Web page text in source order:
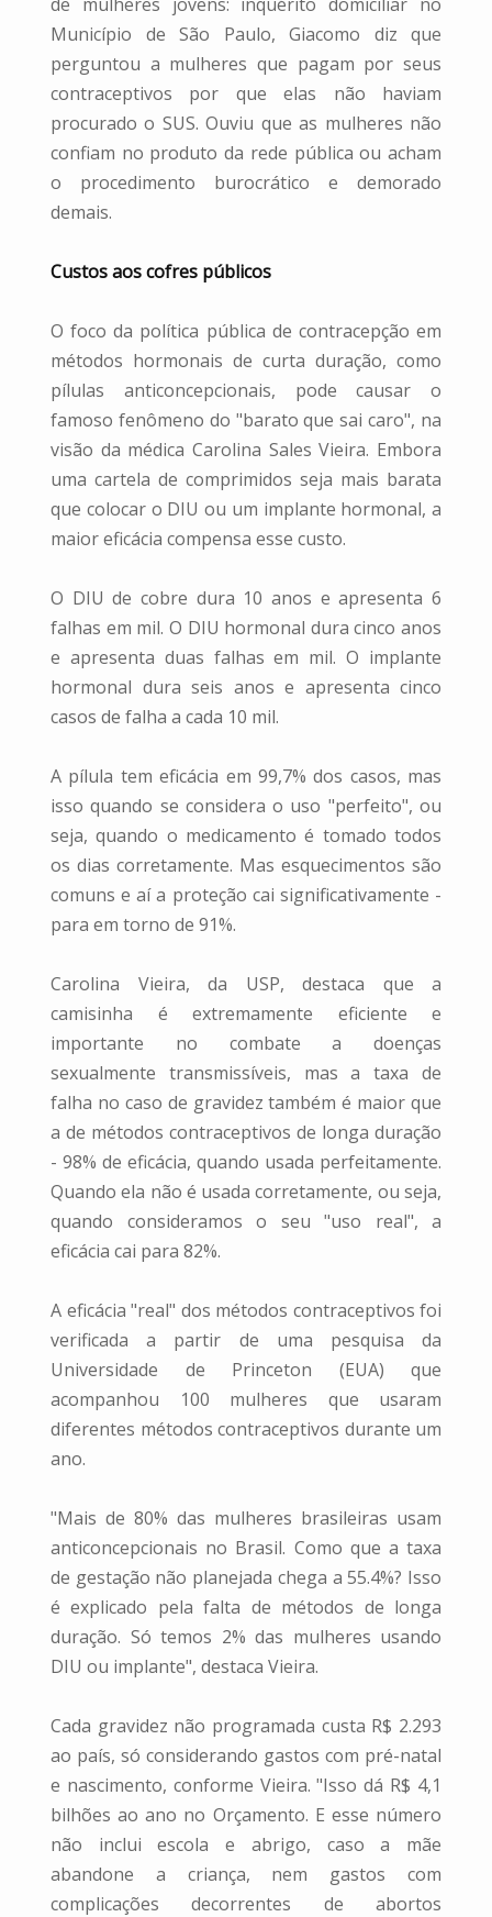
Município de São Paulo, Giacomo diz que
perguntou a mulheres que pagam por seus
contraceptivos por que elas não haviam
procurado o SUS. Ouviu que as mulheres não
confiam no produto da rede pública ou acham
o procedimento burocrático e demorado
demais.
Custos aos cofres públicos
O foco da política pública de contracepção em
métodos hormonais de curta duração, como
pílulas anticoncepcionais, pode causar o
famoso fenômeno do "barato que sai caro", na
visão da médica Carolina Sales Vieira. Embora
uma cartela de comprimidos seja mais barata
que colocar o DIU ou um implante hormonal, a
maior eficácia compensa esse custo.
O DIU de cobre dura 10 anos e apresenta 6
falhas em mil. O DIU hormonal dura cinco anos
e apresenta duas falhas em mil. O implante
hormonal dura seis anos e apresenta cinco
casos de falha a cada 10 mil.
A pílula tem eficácia em 99,7% dos casos, mas
isso quando se considera o uso "perfeito", ou
seja, quando o medicamento é tomado todos
os dias corretamente. Mas esquecimentos são
comuns e aí a proteção cai significativamente -
para em torno de 91%.
Carolina Vieira, da USP, destaca que a
camisinha é extremamente eficiente e
importante no combate a doenças
sexualmente transmissíveis, mas a taxa de
falha no caso de gravidez também é maior que
a de métodos contraceptivos de longa duração
- 98% de eficácia, quando usada perfeitamente.
Quando ela não é usada corretamente, ou seja,
quando consideramos o seu "uso real", a
eficácia cai para 82%.
A eficácia "real" dos métodos contraceptivos foi
verificada a partir de uma pesquisa da
Universidade de Princeton (EUA) que
acompanhou 100 mulheres que usaram
diferentes métodos contraceptivos durante um
ano.
"Mais de 80% das mulheres brasileiras usam
anticoncepcionais no Brasil. Como que a taxa
de gestação não planejada chega a 55.4%? Isso
é explicado pela falta de métodos de longa
duração. Só temos 2% das mulheres usando
DIU ou implante", destaca Vieira.
Cada gravidez não programada custa R$ 2.293
ao país, só considerando gastos com pré-natal
e nascimento, conforme Vieira. "Isso dá R$ 4,1
bilhões ao ano no Orçamento. E esse número
não inclui escola e abrigo, caso a mãe
abandone a criança, nem gastos com
complicações decorrentes de abortos